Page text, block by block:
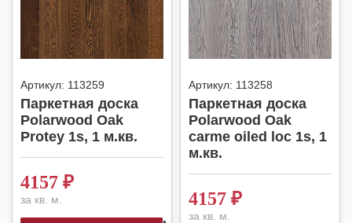
Артикул: 113259
Паркетная доска
Polarwood Oak
Protey 1s, 1 м.кв.
4157 ₽
за кв. м.
Артикул: 113258
Паркетная доска
Polarwood Oak
carme oiled loc 1s, 1
м.кв.
4157 ₽
за кв. м.